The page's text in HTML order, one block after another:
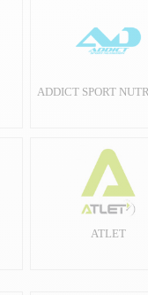
ADDICT SPORT
ATLET